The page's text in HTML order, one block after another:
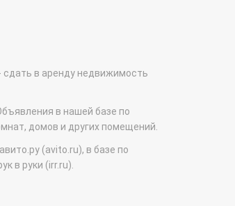
сдать в аренду недвижимость
в нашей базе по
домов и других помещений.
(avito.ru), в базе по
в руки (irr.ru).